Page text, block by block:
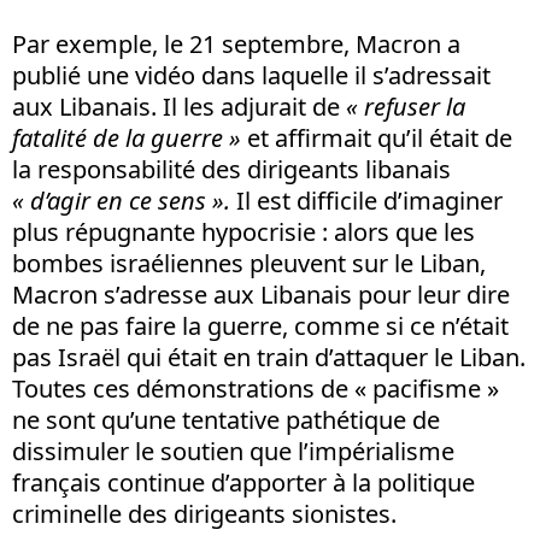
Par exemple, le 21 septembre, Macron a
publié une vidéo dans laquelle il s’adressait
aux Libanais. Il les adjurait de « refuser la
fatalité de la guerre » et affirmait qu’il était de
la responsabilité des dirigeants libanais
« d’agir en ce sens ». Il est difficile d’imaginer
plus répugnante hypocrisie : alors que les
bombes israéliennes pleuvent sur le Liban,
Macron s’adresse aux Libanais pour leur dire
de ne pas faire la guerre, comme si ce n’était
pas Israël qui était en train d’attaquer le Liban.
Toutes ces démonstrations de « pacifisme »
ne sont qu’une tentative pathétique de
dissimuler le soutien que l’impérialisme
français continue d’apporter à la politique
criminelle des dirigeants sionistes.